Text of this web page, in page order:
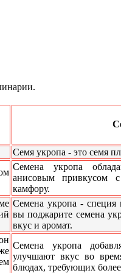
Семя укропа - это семя
Семена укропа
анисовым привкусом
камфору.
Семена укропа - специя
вы поджарите семена
вкус и аромат.
Семена укропа
улучшают вкус во
блюдах, требующих